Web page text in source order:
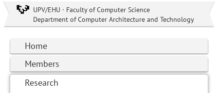
UPV/EHU · Faculty of Computer Science
Department of Computer Architecture and Technology
Home
Members
Research